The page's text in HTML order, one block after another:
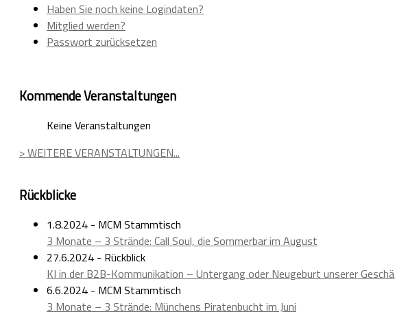
Haben Sie noch keine Logindaten?
Mitglied werden?
Passwort zurücksetzen
Kommende Veranstaltungen
Keine Veranstaltungen
> WEITERE VERANSTALTUNGEN...
Rückblicke
1.8.2024 - MCM Stammtisch
3 Monate – 3 Strände: Call Soul, die Sommerbar im August
27.6.2024 - Rückblick
KI in der B2B-Kommunikation – Untergang oder Neugeburt unserer
6.6.2024 - MCM Stammtisch
3 Monate – 3 Strände: Münchens Piratenbucht im Juni